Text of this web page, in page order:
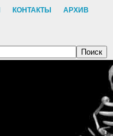
КОНТАКТЫ АРХИВ
Поиск